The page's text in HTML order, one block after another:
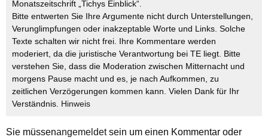
Monatszeitschrift „Tichys Einblick“.
Bitte entwerten Sie Ihre Argumente nicht durch Unterstellungen,
Verunglimpfungen oder inakzeptable Worte und Links. Solche
Texte schalten wir nicht frei. Ihre Kommentare werden
moderiert, da die juristische Verantwortung bei TE liegt. Bitte
verstehen Sie, dass die Moderation zwischen Mitternacht und
morgens Pause macht und es, je nach Aufkommen, zu
zeitlichen Verzögerungen kommen kann. Vielen Dank für Ihr
Verständnis. Hinweis
Sie müssenangemeldetsein um einen Kommentar oder